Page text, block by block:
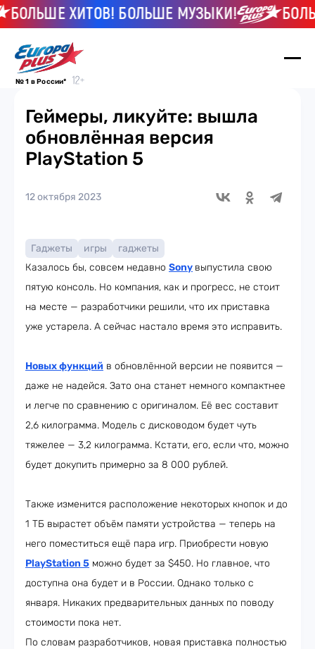
ХИТОВ! БОЛЬШЕ МУЗЫКИ!
№ 1 в России*
Геймеры, ликуйте: вышла
обновлённая версия
PlayStation 5
12 октября 2023
Гаджеты игры
гаджеты
Казалось бы, совсем недавно Sony выпустила свою
пятую консоль. Но компания, как и прогресс, не стоит
на месте — разработчики решили, что их приставка
уже устарела. А сейчас настало время это исправить.
Новых функций в обновлённой версии не появится —
даже не надейся. Зато она станет немного компактнее
и легче по сравнению с оригиналом. Её вес составит
2,6 килограмма. Модель с дисководом будет чуть
тяжелее — 3,2 килограмма. Кстати, его, если что, можно
будет докупить примерно за 8 000 рублей.
Также изменится расположение некоторых кнопок и до
1 ТБ вырастет объём памяти устройства — теперь на
него поместиться ещё пара игр. Приобрести новую
PlayStation 5 можно будет за $450. Но главное, что
доступна она будет и в России. Однако только с
января. Никаких предварительных данных по поводу
стоимости пока нет.
По словам разработчиков, новая приставка полностью